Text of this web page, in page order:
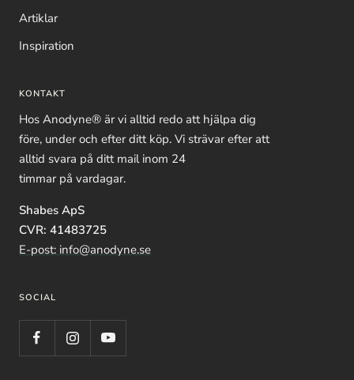
Artiklar
Inspiration
KONTAKT
Hos Anodyne® är vi alltid redo att hjälpa dig
före, under och efter ditt köp. Vi strävar efter att
alltid svara på ditt mail inom 24
timmar på vardagar.
Shabes ApS
CVR: 41483725
E-post: info@anodyne.se
SOCIAL